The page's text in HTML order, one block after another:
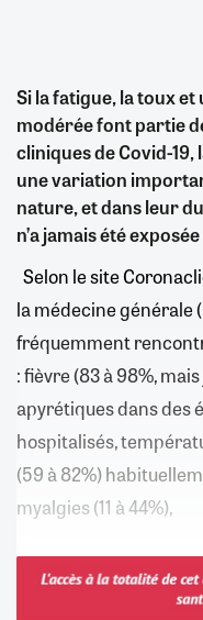
Si la fatigue, la toux
modérée font partie
cliniques de Covid-
une variation
nature, et dans leur
n’a jamais été
Selon le site
la médecine générale
fréquemment
: fièvre (83 à 98%,
apyrétiques dans des
hospitalisés,
(59 à 82%)
myalgies (11 à 44%),